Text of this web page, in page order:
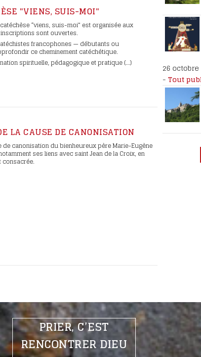
"VIENS, SUIS-MOI"
“viens, suis-moi” est organisée aux
sont ouvertes.
francophones — débutants ou
ce cheminement catéchétique.
spirituelle, pédagogique et pratique (…)
LA CAUSE DE CANONISATION
de canonisation du bienheureux père Marie-Eugène
ses liens avec saint Jean de la Croix, en
consacrée.
26
-Tout
PRIER, C’EST
RENCONTRER DIEU